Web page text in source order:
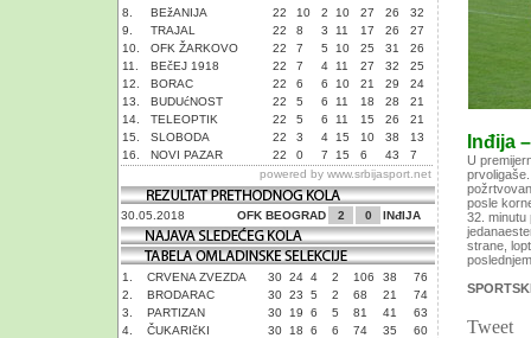
8.
BEžANIJA 22 10 2 10 27 26
32
9.
TRAJAL 22 8 3 11 17 26
27
10.
OFK ŽARKOVO 22 7 5 10 25 31
26
11.
BEčEJ 1918 22 7 4 11 27 32
25
12.
BORAC 22 6 6 10 21 29
24
13.
BUDUćNOST 22 5 6 11 18 28
21
14.
TELEOPTIK 22 5 6 11 15 26
21
15.
SLOBODA 22 3 4 15 10 38
13
16.
NOVI PAZAR 22 0 7 15 6 43
7
powered by www.srbijasport.net
30.05.2018 OFK BEOGRAD 2 0 INđIJA
1. CRVENA ZVEZDA 30 24 4 2 106 38
76
2.
BRODARAC 30 23 5 2 68 21
74
3.
PARTIZAN 30 19 6 5 81 41
63
4.
ČUKARIčKI 30 18 6 6 74 35
60
Inđija
U
posle
32. minutu
strane,
Tweet